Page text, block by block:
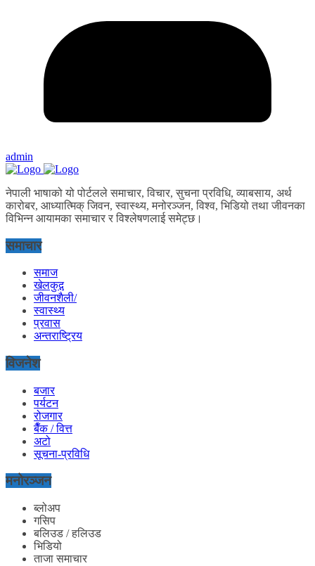
admin
नेपाली भाषाको यो पोर्टलले समाचार, विचार, सुचना प्रविधि, व्याबसाय, अर्थ
कारोबर, आध्यात्मिक् जिवन, स्वास्थ्य, मनोरञ्जन, विश्व, भिडियो तथा जीवनका
विभिन्न आयामका समाचार र विश्लेषणलाई समेट्छ।
समाचार
समाज
खेलकुद़़
जीवनशैली/
स्वास्थ्य
प्रवास
अन्तराष्ट्रिय
विजनेश
बजार
पर्यटन
रोजगार
बैँक / वित्त
अटो
सूचना-प्रविधि
मनोरञ्जन
ब्लोअप
गसिप
बलिउड / हलिउड
भिडियो
ताजा समाचार